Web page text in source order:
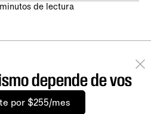
de lectura
depende de vos
por $255/mes